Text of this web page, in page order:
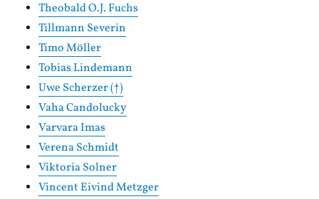
Theobald O.J. Fuchs
Tillmann Severin
Timo Möller
Tobias Lindemann
Uwe Scherzer (†)
Vaha Candolucky
Varvara Imas
Verena Schmidt
Viktoria Solner
Vincent Eivind Metzger